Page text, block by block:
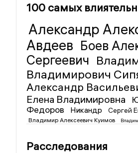
100 самых
Александр
Авдеев Боев
Сергеевич
Владимирович
Александр
Елена Владимировна
Федоров
Никандр Сергей
Владимир Алексеевич Куимов
Расследования